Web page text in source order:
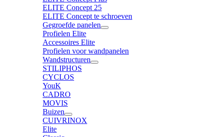
ELITE Concept 25
ELITE Concept te schroeven
Gegroefde panelen
Profielen Elite
Accessoires Elite
Profielen voor wandpanelen
Wandstructuren
STILIPHOS
CYCLOS
YouK
CADRO
MOVIS
Buizen
CUIVRINOX
Elite